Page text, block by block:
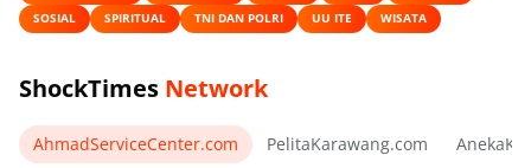
SOSIAL
SPIRITUAL TNI DAN POLRI UU ITE WISATA
ShockTimes Network
AhmadServiceCenter.com PelitaKarawang.com